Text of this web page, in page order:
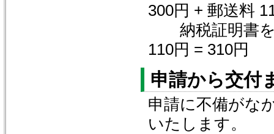
300円 + 郵送料
納税証明書を
110円 = 310円
申請から交付
申請に不備がな
いたします。